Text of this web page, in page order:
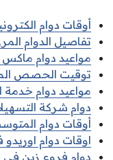
أوقات دوام
تفاصيل الدوام
مواعيد دوام ماكس MAX في رمضان 2026
توقيت الحصص
مواعيد دوام خدمة
دوام شركة
أوقات دوام
اوقات دوام اوريدو
دوام فروع زين في